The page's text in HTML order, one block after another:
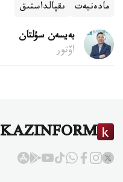
مادەنيەت ىقپالداستىق
بەيسەن سۇلتان
اۆتور
KAZINFORM